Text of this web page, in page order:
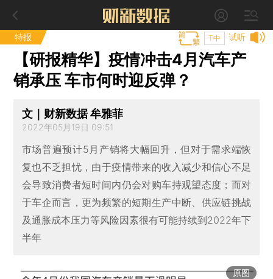
特报 试听
T中
【研报精华】疫情冲击4月汽车产
销承压 车市何时迎反弹？
文｜财新数据 牟雅菲
2022年05月19日 09:51
市场普遍预计5月产销将大幅回升，但对于需求端恢
复也不乏担忧，由于疫情带来的收入减少和信心不足
会导致消费者短时间内仍会对购车持观望态度；而对
于车企而言，更为频繁的短期生产中断、供应链挑战
及通胀成本压力等风险因素很有可能持续到2022年下
半年
原图